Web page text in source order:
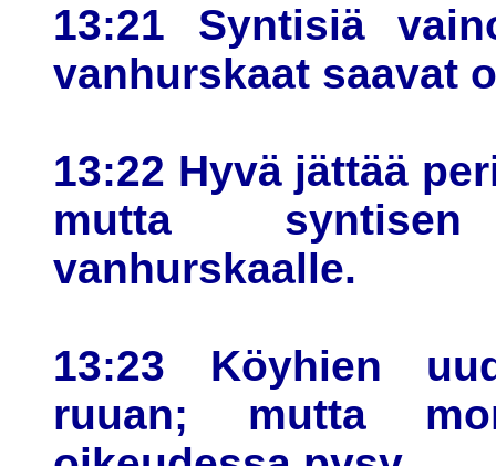
13:21 Syntisiä
vanhurskaat saavat
13:22 Hyvä jättää
mutta
vanhurskaalle.
13:23 Köyhien
ruuan; mutta